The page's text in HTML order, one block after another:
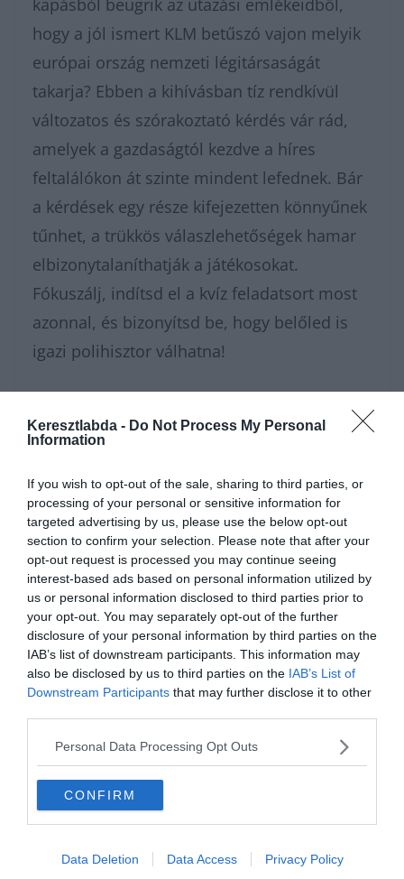
Keresztlabda - Do Not Process My Personal
Information
If you wish to opt-out of the sale, sharing to third parties, or
processing of your personal or sensitive information for
targeted advertising by us, please use the below opt-out
section to confirm your selection. Please note that after your
opt-out request is processed you may continue seeing
interest-based ads based on personal information utilized by
us or personal information disclosed to third parties prior to
your opt-out. You may separately opt-out of the further
disclosure of your personal information by third parties on the
IAB’s list of downstream participants. This information may
also be disclosed by us to third parties on the IAB’s List of
Downstream Participants that may further disclose it to other
Personal Data Processing Opt Outs
CONFIRM
Data Deletion Data Access Privacy Policy
kapásból beugrik az utazási emlékeidből,
hogy a jól ismert KLM betűszó vajon melyik
európai ország nemzeti légitársaságát
takarja? Ebben a kihívásban tíz rendkívül
változatos és szórakoztató kérdés vár rád,
amelyek a gazdaságtól kezdve a híres
feltalálókon át szinte mindent lefednek. Bár
a kérdések egy része kifejezetten könnyűnek
tűnhet, a trükkös válaszlehetőségek hamar
elbizonytalaníthatják a játékosokat.
Fókuszálj, indítsd el a kvíz feladatsort most
azonnal, és bizonyítsd be, hogy belőled is
igazi polihisztor válhatna!
megmérettetésnek, aKeresztlabda
rengeteg izgalmas kvíz vár rád. Ne tartsd
magadban az elért eredményt, csatlakozz a
Kvízkuckó Facebook csoportközösségéhez,
és vitasd meg a legfogósabb kérdéseket a
többi játékossal! Az intenzív agytorna után
pedig aKeresztlabda YouTube csatorna
szórakoztató videóival könnyedén
feltöltődhetsz a nap hátralévő részében.